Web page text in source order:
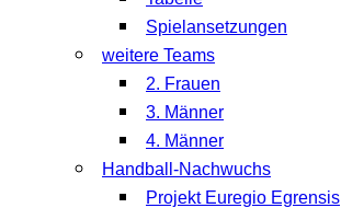
Spielansetzungen
weitere Teams
2. Frauen
3. Männer
4. Männer
Handball-Nachwuchs
Projekt Euregio Egrensis